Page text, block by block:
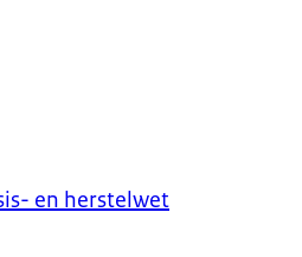
en herstelwet